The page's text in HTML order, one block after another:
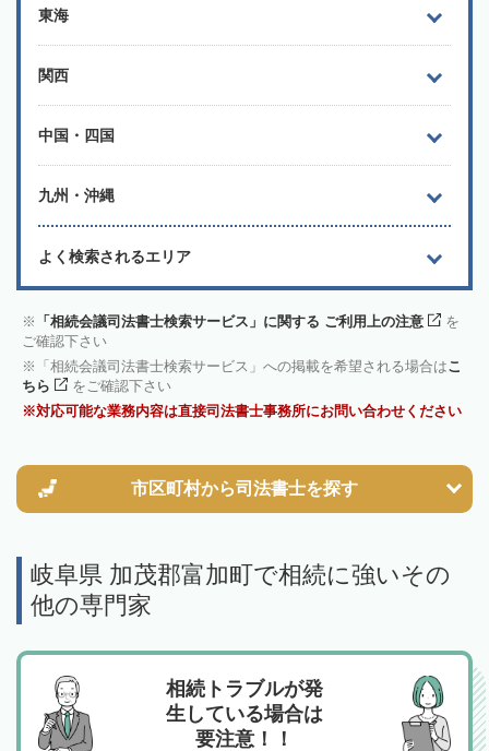
東海
関西
中国・四国
九州・沖縄
よく検索されるエリア
「相続会議司法書士検索サービス」に関する ご利用上の注意
を
ご確認下さい
「相続会議司法書士検索サービス」への掲載を希望される場合はこ
ちら
をご確認下さい
対応可能な業務内容は直接司法書士事務所にお問い合わせください
市区町村から司法書士を探す
岐阜県 加茂郡富加町で相続に強いその
他の専門家
相続トラブルが発
生している場合は
要注意！！